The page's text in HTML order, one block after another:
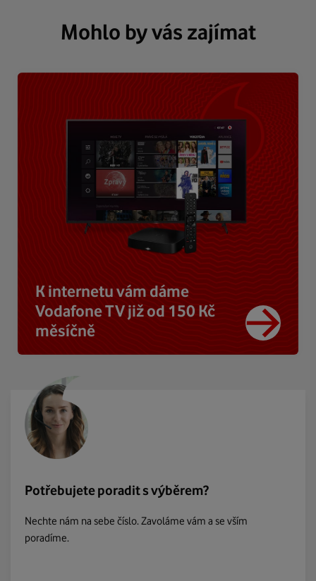
Mohlo by vás zajímat
K internetu vám dáme
Vodafone TV již od 150 Kč
měsíčně
Potřebujete poradit s výběrem?
Nechte nám na sebe číslo. Zavoláme vám a se vším
poradíme.